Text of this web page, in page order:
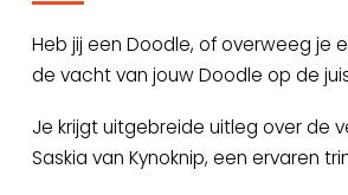
Heb jij een Doodle, of overweeg je
de vacht van jouw Doodle op de
Je krijgt uitgebreide uitleg over de
Saskia van Kynoknip, een ervaren